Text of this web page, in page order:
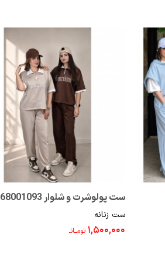
ست پولوشرت و شلوار 268001093
ست زنانه
۱,۵۰۰,۰۰۰ تومــانـ